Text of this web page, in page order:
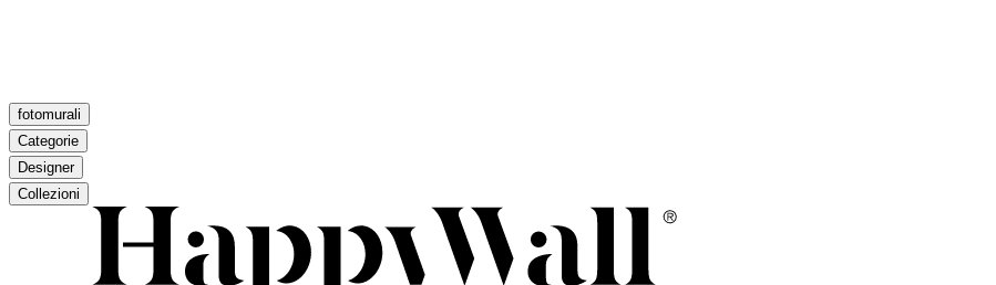
fotomurali
Categorie
Designer
Collezioni